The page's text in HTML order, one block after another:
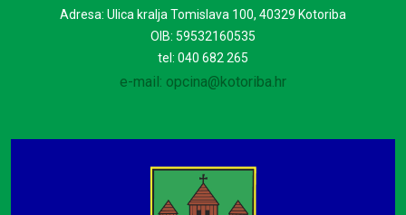
Adresa: Ulica kralja Tomislava 100, 40329 Kotoriba
OIB: 59532160535
tel: 040 682 265
e-mail: opcina@kotoriba.hr